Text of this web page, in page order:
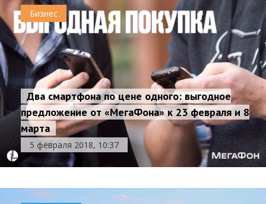
Бизнес
Два смартфона по цене одного: выгодное
предложение от «МегаФона» к 23 февраля и 8
марта
5 февраля 2018, 10:37